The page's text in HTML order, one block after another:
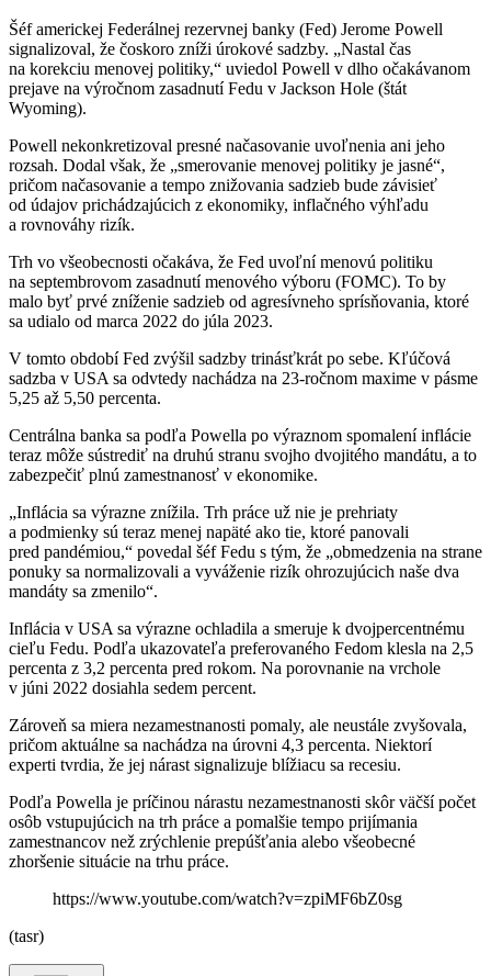
Šéf americkej Federálnej rezervnej banky (Fed) Jerome Powell
signalizoval, že čoskoro zníži úrokové sadzby. „Nastal čas
na korekciu menovej politiky,“ uviedol Powell v dlho očakávanom
prejave na výročnom zasadnutí Fedu v Jackson Hole (štát
Wyoming).
Powell nekonkretizoval presné načasovanie uvoľnenia ani jeho
rozsah. Dodal však, že „smerovanie menovej politiky je jasné“,
pričom načasovanie a tempo znižovania sadzieb bude závisieť
od údajov prichádzajúcich z ekonomiky, inflačného výhľadu
a rovnováhy rizík.
Trh vo všeobecnosti očakáva, že Fed uvoľní menovú politiku
na septembrovom zasadnutí menového výboru (FOMC). To by
malo byť prvé zníženie sadzieb od agresívneho sprísňovania, ktoré
sa udialo od marca 2022 do júla 2023.
V tomto období Fed zvýšil sadzby trinásťkrát po sebe. Kľúčová
sadzba v USA sa odvtedy nachádza na 23-ročnom maxime v pásme
5,25 až 5,50 percenta.
Centrálna banka sa podľa Powella po výraznom spomalení inflácie
teraz môže sústrediť na druhú stranu svojho dvojitého mandátu, a to
zabezpečiť plnú zamestnanosť v ekonomike.
„Inflácia sa výrazne znížila. Trh práce už nie je prehriaty
a podmienky sú teraz menej napäté ako tie, ktoré panovali
pred pandémiou,“ povedal šéf Fedu s tým, že „obmedzenia na strane
ponuky sa normalizovali a vyváženie rizík ohrozujúcich naše dva
mandáty sa zmenilo“.
Inflácia v USA sa výrazne ochladila a smeruje k dvojpercentnému
cieľu Fedu. Podľa ukazovateľa preferovaného Fedom klesla na 2,5
percenta z 3,2 percenta pred rokom. Na porovnanie na vrchole
v júni 2022 dosiahla sedem percent.
Zároveň sa miera nezamestnanosti pomaly, ale neustále zvyšovala,
pričom aktuálne sa nachádza na úrovni 4,3 percenta. Niektorí
experti tvrdia, že jej nárast signalizuje blížiacu sa recesiu.
Podľa Powella je príčinou nárastu nezamestnanosti skôr väčší počet
osôb vstupujúcich na trh práce a pomalšie tempo prijímania
zamestnancov než zrýchlenie prepúšťania alebo všeobecné
zhoršenie situácie na trhu práce.
https://www.youtube.com/watch?v=zpiMF6bZ0sg
(tasr)